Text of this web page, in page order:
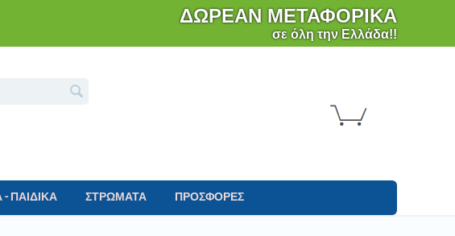
ΔΩΡΕΑΝ ΜΕΤΑΦΟΡΙΚΑ
σε όλη την Ελλάδα!!
ΠΑΙΔΙΚΑ ΣΤΡΩΜΑΤΑ ΠΡΟΣΦΟΡΕΣ